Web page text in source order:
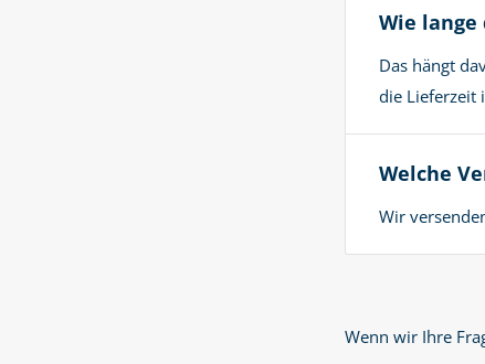
Wie
Das hängt
die Lieferzeit
Welche
Wir
Wenn wir Ihre